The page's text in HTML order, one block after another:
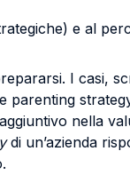
e al
I casi,
parenting
nella
di un’azienda